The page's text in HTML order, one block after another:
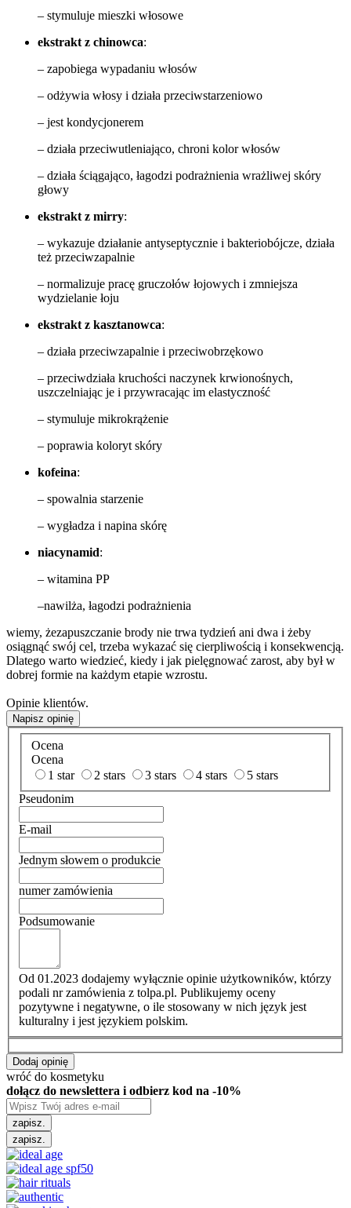
– stymuluje mieszki włosowe
ekstrakt z chinowca:
– zapobiega wypadaniu włosów
– odżywia włosy i działa przeciwstarzeniowo
– jest kondycjonerem
– działa przeciwutleniająco, chroni kolor włosów
– działa ściągająco, łagodzi podrażnienia wrażliwej skóry
głowy
ekstrakt z mirry:
– wykazuje działanie antyseptycznie i bakteriobójcze, działa
też przeciwzapalnie
– normalizuje pracę gruczołów łojowych i zmniejsza
wydzielanie łoju
ekstrakt z kasztanowca:
– działa przeciwzapalnie i przeciwobrzękowo
– przeciwdziała kruchości naczynek krwionośnych,
uszczelniając je i przywracając im elastyczność
– stymuluje mikrokrążenie
– poprawia koloryt skóry
kofeina:
– spowalnia starzenie
– wygładza i napina skórę
niacynamid:
– witamina PP
–nawilża, łagodzi podrażnienia
wiemy, żezapuszczanie brody nie trwa tydzień ani dwa i żeby
osiągnąć swój cel, trzeba wykazać się cierpliwością i konsekwencją.
Dlatego warto wiedzieć, kiedy i jak pielęgnować zarost, aby był w
dobrej formie na każdym etapie wzrostu.
Opinie klientów.
Napisz opinię
Ocena
Ocena
1 star
2 stars 3 stars 4 stars
5 stars
Pseudonim
E-mail
Jednym słowem o produkcie
numer zamówienia
Podsumowanie
Od 01.2023 dodajemy wyłącznie opinie użytkowników, którzy
podali nr zamówienia z tolpa.pl. Publikujemy oceny
pozytywne i negatywne, o ile stosowany w nich język jest
kulturalny i jest językiem polskim.
Dodaj opinię
wróć do kosmetyku
dołącz do newslettera i odbierz kod na -10%
zapisz.
zapisz.